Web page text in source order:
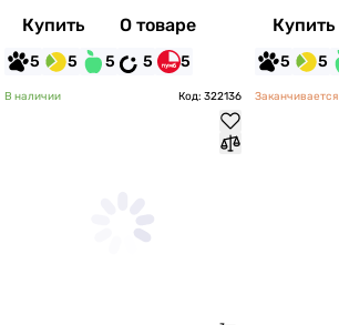
Купить О товаре
5 5 5 5 5
Купить
5 5
В наличии Код: 322136 Заканчивается